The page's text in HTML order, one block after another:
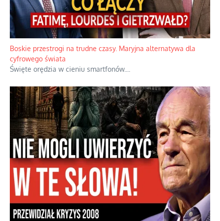
Papieskie innowacje w tradycyjnym różańcu
Gorący dylemat medytacji nad tajemnicami....
Boskie przestrogi na trudne czasy. Maryjna alternatywa dla